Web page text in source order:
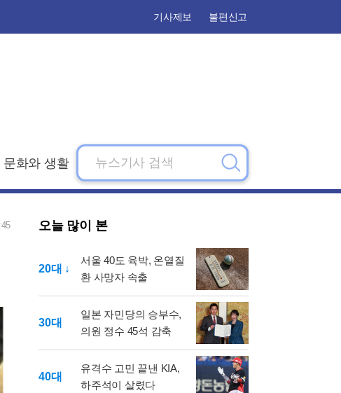
검
색
기사제보 불편신고
문화와 생활
오늘 많이 본
20대 ↓
서울 40도 육박, 온열질
환 사망자 속출
30대
일본 자민당의 승부수,
의원 정수 45석 감축
40대
유격수 고민 끝낸 KIA,
하주석이 살렸다